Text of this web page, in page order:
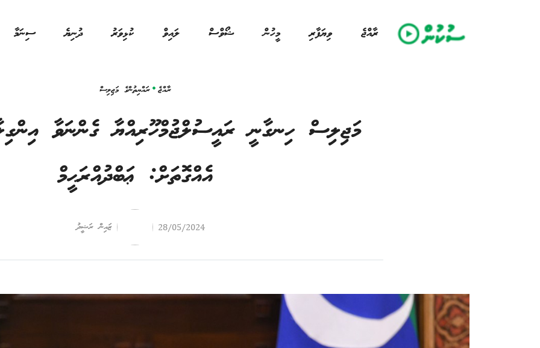
ރާއްޖެ ވިޔަފާރި މީހުން ޝޯވްސް ލައިވް ކުޅިވަރު ދުނިޔެ ސިނަމާ
ރާއްޖެ ރައްޔިތުންގެ މަޖިލިސް
މަޖިލިސް ހިނގާނީ ރައީސުލްޖުމްހޫރިއްޔާ ގެންނަވާ
އެއްގޮތަށް: ޢަބްދުއްރަޙީމް
28/05/2024 ޒައިން ރަޝީދު